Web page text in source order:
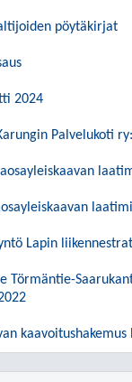
pöytäkirjat
2024
Palvelukoti
Lapin
Törmäntie-